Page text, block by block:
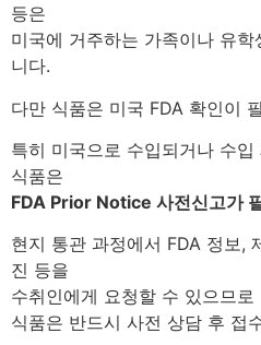
등은
미국에 거주하는 가족이나 유
니다.
다만 식품은 미국 FDA 확인이
특히 미국으로 수입되거나 수
식품은
FDA Prior Notice 사전신고가
현지 통관 과정에서 FDA 정보,
진 등을
수취인에게 요청할 수 있으므로
식품은 반드시 사전 상담 후 접